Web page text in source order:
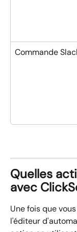
Commande
Quelles
avec
Une fois que
l'éditeur